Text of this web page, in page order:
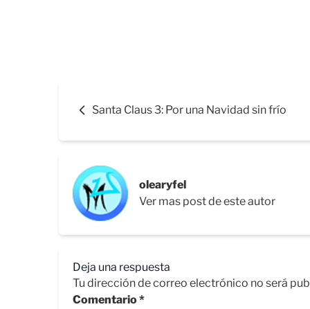
Santa Claus 3: Por una Navidad sin frío
olearyfel
Ver mas post de este autor
Deja una respuesta
Tu dirección de correo electrónico no será
Comentario*